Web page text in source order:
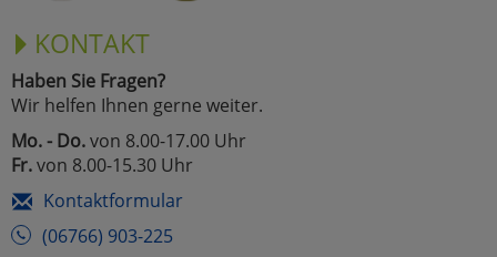
KONTAKT
Haben Sie Fragen?
Wir helfen Ihnen gerne weiter.
Mo. - Do.von 8.00-17.00 Uhr
Fr.von 8.00-15.30 Uhr
Kontaktformular
(06766) 903-225